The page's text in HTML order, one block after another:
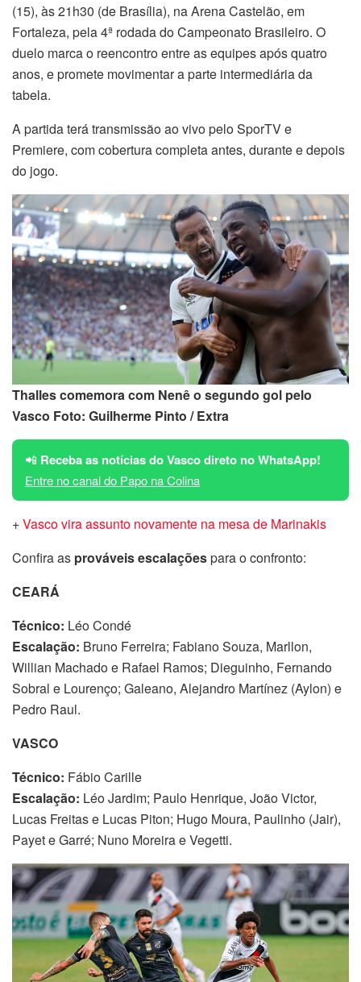
(15), às 21h30 (de Brasília), na Arena Castelão, em
Fortaleza, pela 4ª rodada do Campeonato Brasileiro. O
duelo marca o reencontro entre as equipes após quatro
anos, e promete movimentar a parte intermediária da
tabela.
A partida terá transmissão ao vivo pelo SporTV e
Premiere, com cobertura completa antes, durante e depois
do jogo.
Thalles comemora com Nenê o segundo gol pelo
Vasco Foto: Guilherme Pinto / Extra
📲 Receba as notícias do Vasco direto no WhatsApp!
Entre no canal do Papo na Colina
+Vasco vira assunto novamente na mesa de Marinakis
Confira as prováveis escalaçõespara o confronto:
CEARÁ
Técnico: Léo Condé
Escalação: Bruno Ferreira; Fabiano Souza, Marllon,
Willian Machado e Rafael Ramos; Dieguinho, Fernando
Sobral e Lourenço; Galeano, Alejandro Martínez (Aylon) e
Pedro Raul.
VASCO
Técnico: Fábio Carille
Escalação: Léo Jardim; Paulo Henrique, João Victor,
Lucas Freitas e Lucas Piton; Hugo Moura, Paulinho (Jair),
Payet e Garré; Nuno Moreira e Vegetti.